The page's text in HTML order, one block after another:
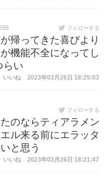
フォローする
帰ってきた喜びより
機能不全になってし
らい
いいね 2023年03月26日 18:25:03
フォローする
のならティアラメン
ル来る前にエラッタ
と思う
いいね 2023年03月26日 18:21:47